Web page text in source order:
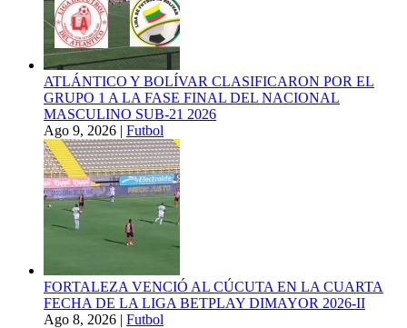
ATLÁNTICO Y BOLÍVAR CLASIFICARON POR EL
GRUPO 1 A LA FASE FINAL DEL NACIONAL
MASCULINO SUB-21 2026
Ago 9, 2026 | Futbol
FORTALEZA VENCIÓ AL CÚCUTA EN LA CUARTA
FECHA DE LA LIGA BETPLAY DIMAYOR 2026-II
Ago 8, 2026 | Futbol